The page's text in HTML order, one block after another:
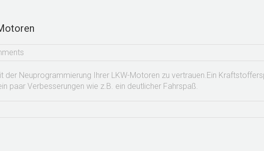
der Neuprogrammierung Ihrer LKW-Motoren zu vertrauen.Ein
paar Verbesserungen wie z.B. ein deutlicher Fahrspaß.